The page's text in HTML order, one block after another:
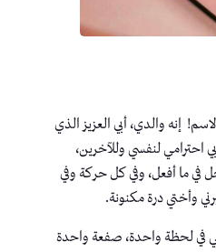
إنه والدي، أبي العزيز الذي
بي احترامي لنفسي وللآخرين،
في ما أفعل، وفي كل حركة وفي
وأختي درة مكنونة.
في لحظة واحدة، صفعة واحدة